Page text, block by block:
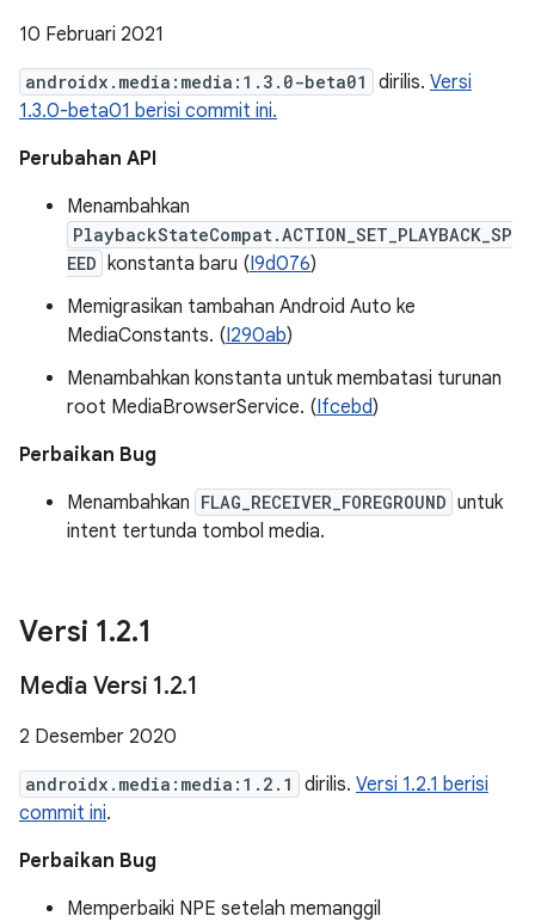
10 Februari 2021
androidx.media:media:1.3.0-beta01 dirilis. Versi
1.3.0-beta01 berisi commit ini.
Perubahan API
Menambahkan
PlaybackStateCompat.ACTION_SET_PLAYBACK_SP
EED konstanta baru (I9d076)
Memigrasikan tambahan Android Auto ke
MediaConstants. (I290ab)
Menambahkan konstanta untuk membatasi turunan
root MediaBrowserService. (Ifcebd)
Perbaikan Bug
Menambahkan FLAG_RECEIVER_FOREGROUND untuk
intent tertunda tombol media.
Versi 1.2.1
Media Versi 1.2.1
2 Desember 2020
androidx.media:media:1.2.1 dirilis. Versi 1.2.1 berisi
commit ini.
Perbaikan Bug
Memperbaiki NPE setelah memanggil